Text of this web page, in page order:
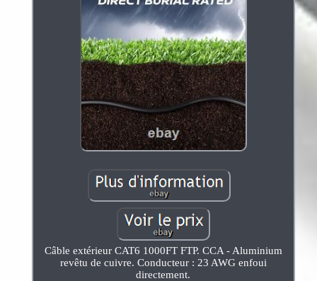
Câble extérieur CAT6 1000FT FTP. CCA - Aluminium
revêtu de cuivre. Conducteur : 23 AWG enfoui
directement.